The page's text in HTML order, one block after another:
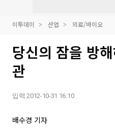
이투데이 산업 의료/바이오
당신의 잠을 방
관
입력 2012-10-31 16:10
배수경 기자